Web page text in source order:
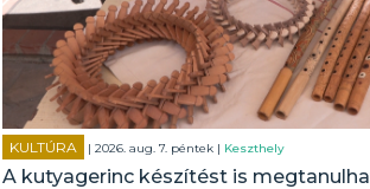
KULTÚRA | 2026. aug. 7. péntek | Keszthely
A kutyagerinc készítést is